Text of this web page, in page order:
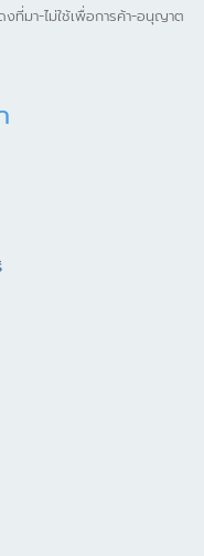
มา-ไม่ใช้เพื่อการค้า-อนุญาต